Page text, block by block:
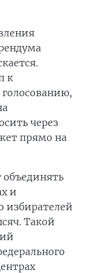
к
через
прямо на
объединять
и
избирателей
Такой